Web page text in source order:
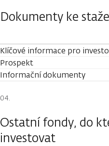
Dokumenty ke
Klíčové informace pro
Prospekt
Informační dokumenty
Ostatní fondy, do
investovat